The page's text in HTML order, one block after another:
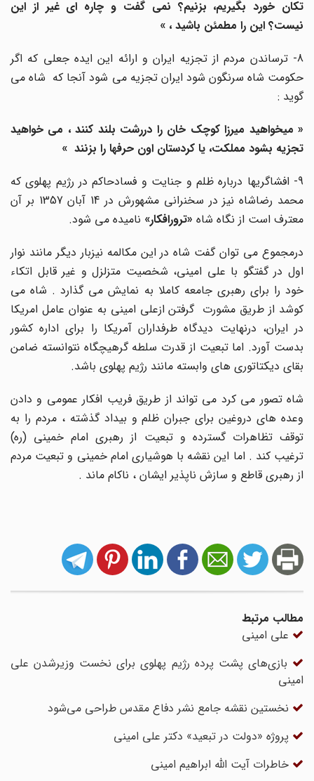
تکان خورد بگیریم، بزنیم؟ نمی گفت و چاره ای غیر از این
نیست؟ این را مطمئن باشید ، »
8- ترساندن مردم از تجزیه ایران و ارائه این ایده جعلی که اگر
حکومت شاه سرنگون شود ایران تجزیه می شود آنجا که شاه می
گوید :
« میخواهید میرزا کوچک خان را دررشت بلند کنند ، می خواهید
تجزیه بشود مملکت، یا کردستان اون حرفها را بزنند »
9- افشاگریها درباره ظلم و جنایت و فسادحاکم در رژیم پهلوی که
محمد رضاشاه نیز در سخنرانی مشهورش در 14 آبان 1357 بر آن
معترف است از نگاه شاه«ترورافکار»نامیده می شود.
درمجموع می توان گفت شاه در این مکالمه نیزبار دیگر مانند نوار
اول در گفتگو با علی امینی، شخصیت متزلزل و غیر قابل اتکاء
خود را برای رهبری جامعه کاملا به نمایش می گذارد . شاه می
کوشد از طریق مشورت گرفتن ازعلی امینی به عنوان عامل امریکا
در ایران، درنهایت دیدگاه طرفداران آمریکا را برای اداره کشور
بدست آورد. اما تبعیت از قدرت سلطه گرهیچگاه نتوانسته ضامن
بقای دیکتاتوری های وابسته مانند رژیم پهلوی باشد.
شاه تصور می کرد می تواند از طریق فریب افکار عمومی و دادن
وعده های دروغین برای جبران ظلم و بیداد گذشته ، مردم را به
توقف تظاهرات گسترده و تبعیت از رهبری امام خمینی (ره)
ترغیب کند . اما این نقشه با هوشیاری امام خمینی و تبعیت مردم
از رهبری قاطع و سازش ناپذیر ایشان ، ناکام ماند .
مطالب مرتبط
علی امینی
بازی‌های پشت پرده رژیم پهلوی برای نخست وزیرشدن علی
امینی
نخستین نقشه جامع نشر دفاع مقدس طراحی می‌شود
پروژه «دولت در تبعید» دکتر علی امینی
خاطرات آیت الله ابراهیم امینی